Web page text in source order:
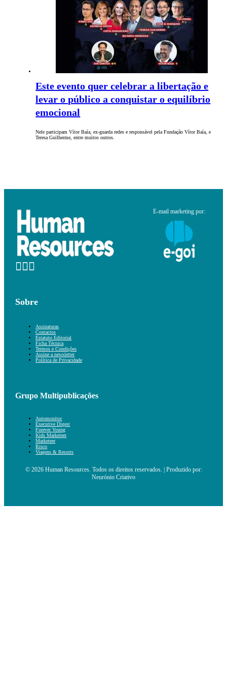
Este evento quer celebrar a libertação e
levar o público a conquistar o equilíbrio
emocional
Nele participam Vítor Baía, ex-guarda redes e responsável pela Fundação Vítor Baía, e
Teresa Guilherme, entre muitos outros.
E-mail marketing por:
Sobre
Assinaturas
Contactos
Estatuto Editorial
Ficha Técnica
Termos e Condições
Assine a newsletter
Política de Privacidade
Grupo Multipublicações
Automonitor
Executive Digest
Forever Young
Kids Marketeer
Marketeer
Risco
Viagens & Resorts
© 2026 Human Resources. Todos os direitos reservados. | Produzido por:
Neurónio Criativo